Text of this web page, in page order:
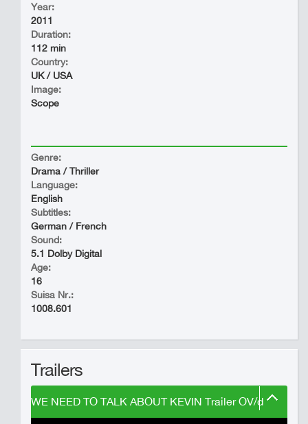
Year:
2011
Duration:
112 min
Country:
UK / USA
Image:
Scope
Genre:
Drama / Thriller
Language:
English
Subtitles:
German / French
Sound:
5.1 Dolby Digital
Age:
16
Suisa Nr.:
1008.601
Trailers
WE NEED TO TALK ABOUT KEVIN Trailer OV/d